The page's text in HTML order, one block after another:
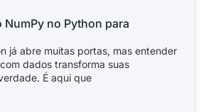
NumPy no Python para
já abre muitas portas, mas entender
dados transforma suas
É aqui que